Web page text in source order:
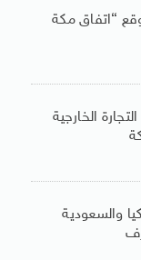
“اتفاق مكة
الخارجية
والسعودية